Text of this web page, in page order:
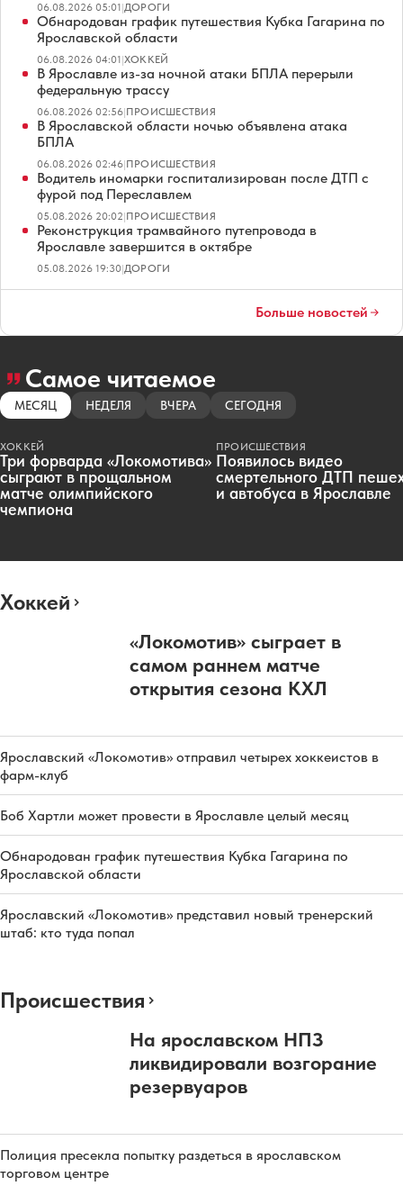
06.08.2026 05:01|ДОРОГИ
Обнародован график путешествия Кубка Гагарина по
Ярославской области
06.08.2026 04:01|ХОККЕЙ
В Ярославле из-за ночной атаки БПЛА перерыли
федеральную трассу
06.08.2026 02:56|ПРОИСШЕСТВИЯ
В Ярославской области ночью объявлена атака
БПЛА
06.08.2026 02:46|ПРОИСШЕСТВИЯ
Водитель иномарки госпитализирован после ДТП с
фурой под Переславлем
05.08.2026 20:02|ПРОИСШЕСТВИЯ
Реконструкция трамвайного путепровода в
Ярославле завершится в октябре
05.08.2026 19:30|ДОРОГИ
Больше новостей
Самое читаемое
МЕСЯЦ НЕДЕЛЯ ВЧЕРА СЕГОДНЯ
ХОККЕЙ
Три форварда «Локомотива»
сыграют в прощальном
матче олимпийского
чемпиона
ПРОИСШЕСТВИЯ
Появилось видео
смертельного ДТП
и автобуса в Ярославле
Хоккей
«Локомотив» сыграет в
самом раннем матче
открытия сезона КХЛ
Ярославский «Локомотив» отправил четырех хоккеистов в
фарм-клуб
Боб Хартли может провести в Ярославле целый месяц
Обнародован график путешествия Кубка Гагарина по
Ярославской области
Ярославский «Локомотив» представил новый тренерский
штаб: кто туда попал
Происшествия
На ярославском НПЗ
ликвидировали возгорание
резервуаров
Полиция пресекла попытку раздеться в ярославском
торговом центре